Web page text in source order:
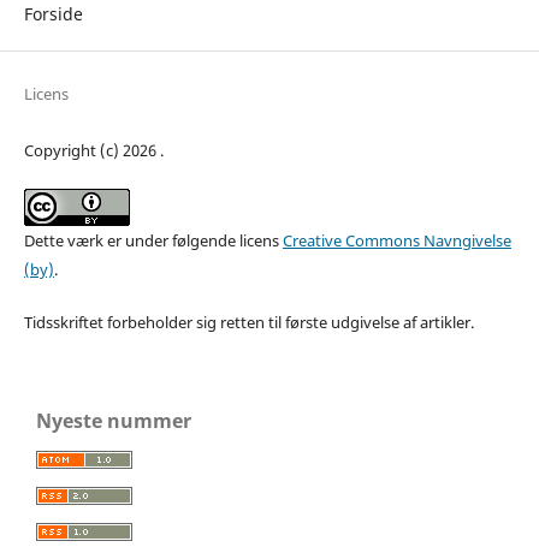
Forside
Licens
Copyright (c) 2026 .
Dette værk er under følgende licensCreative Commons Navngivelse
(by).
Tidsskriftet forbeholder sig retten til første udgivelse af artikler.
Nyeste nummer